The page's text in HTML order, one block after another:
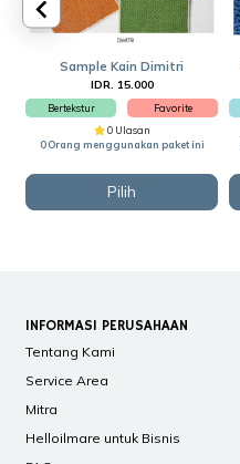
Sample Kain Dimitri
IDR. 15.000
Bertekstur
Favorite
0 Ulasan
0 Orang menggunakan paket ini
Pilih
INFORMASI PERUSAHAAN
Tentang Kami
Service Area
Mitra
Helloilmare untuk Bisnis